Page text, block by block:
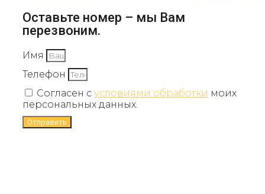
Оставьте номер – мы Вам
перезвоним.
Имя
Телефон
Согласен с условиями обработки моих
персональных данных.
Отправить